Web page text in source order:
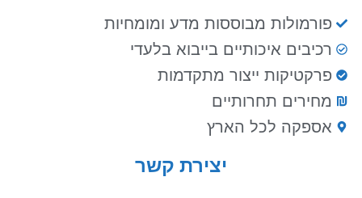
פורמולות מבוססות מדע ומומחיות
רכיבים איכותיים בייבוא בלעדי
פרקטיקות ייצור מתקדמות
מחירים תחרותיים
אספקה לכל הארץ
יצירת קשר